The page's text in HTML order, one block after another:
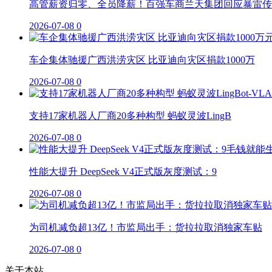
高管薪资归零、全员降薪！百强车商兰天集团回应暴雷
2026-07-08 0
车企集体驰援广西洪涝灾区 比亚迪向灾区捐款1000万
2026-07-08 0
支持17家机器人厂商20多种构型 蚂蚁灵波LingB
2026-07-08 0
性能大提升 DeepSeek V4正式版灰度测试：9
2026-07-08 0
为司机减负超13亿！市监局出手：货拉拉取消独家车贴
2026-07-08 0